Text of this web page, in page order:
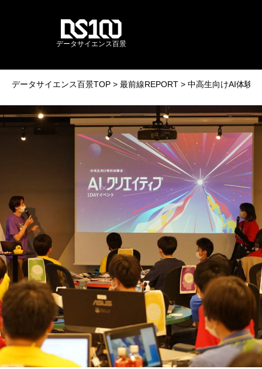
データサイエンス百景
データサイエンス百景TOP 最前線REPORT 中高生向けAI体験